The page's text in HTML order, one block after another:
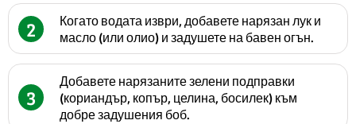
2
Когато водата изври, добавете нарязан лук и
масло (или олио) и задушете на бавен огън.
3
Добавете нарязаните зелени подправки
(кориандър, копър, целина, босилек) към
добре задушения боб.